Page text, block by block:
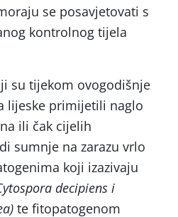
se posavjetovati s
kontrolnog tijela
su tijekom ovogodišnje
lijeske primijetili naglo
ili čak cijelih
sumnje na zarazu vrlo
koji izazivaju
decipiens i
te fitopatogenom